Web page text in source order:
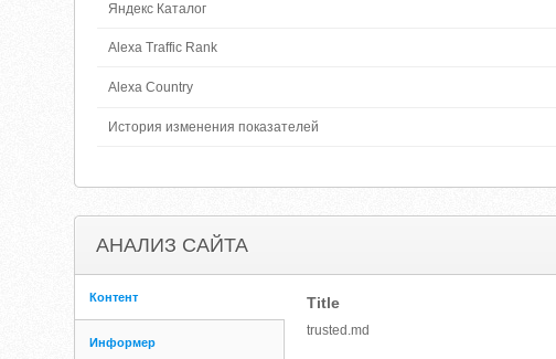
Яндекс Каталог
Alexa Traffic Rank
Alexa Country
История изменения показателей
АНАЛИЗ САЙТА
Контент
Информер
Title
trusted.md